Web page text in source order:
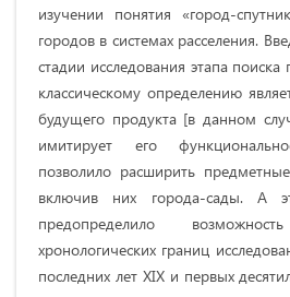
изучении понятия «город-
городов в системах расселения.
стадии исследования этапа
классическому определению
будущего продукта [в данном
имитирует его
позволило расширить
включив них города-сады. А
предопределило
хронологических границ
последних лет XIX и первых